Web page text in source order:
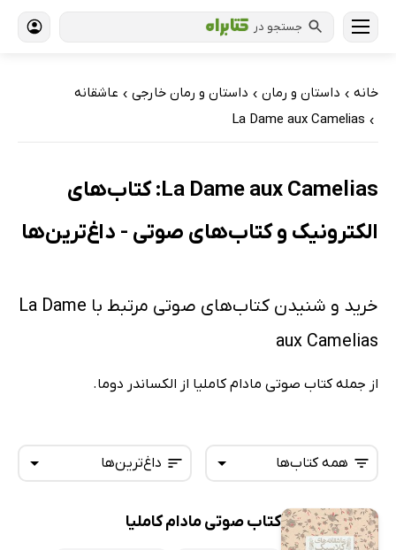
جستجو در
خانه › داستان و رمان › داستان و رمان خارجی › عاشقانه
›
La Dame aux Camelias
La Dame aux Camelias: کتاب‌های
الکترونیک و کتاب‌های صوتی - داغ‌ترین‌ها
خرید و شنیدن کتاب‌های صوتی مرتبط با La Dame
aux Camelias
از جمله کتاب صوتی مادام کاملیا از الکساندر دوما.
داغ‌ترین‌ها
تازه‌ها
همه کتاب‌ها
همه کتاب‌ها
کتاب صوتی مادام کاملیا